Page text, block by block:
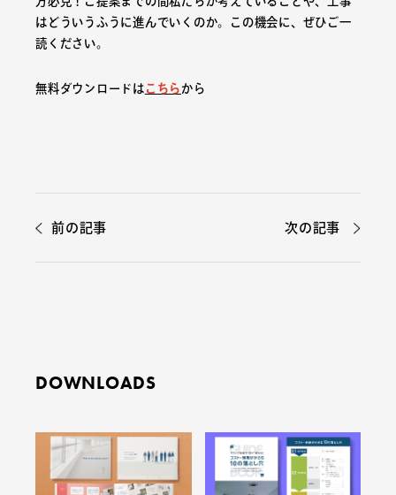
はどういうふうに進んでいくのか。この機会に、ぜひご一
読ください。
無料ダウンロードは こちら から
前の記事 次の記事
DOWNLOADS